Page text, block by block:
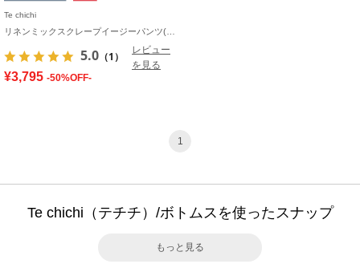
Te chichi
5.0 （1）
レビュー
を見る
¥3,795 -50%OFF-
1
Te chichi（テチチ）/ボトムスを使ったスナップ
もっと見る